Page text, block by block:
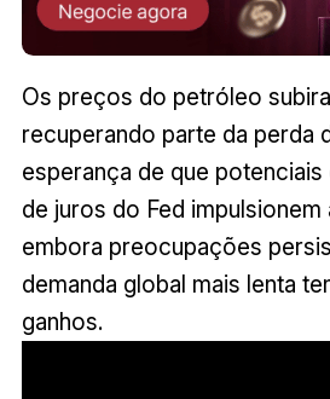
Os preços do petróleo
recuperando parte da perda
esperança de que
de juros do Fed impulsionem
embora preocupações
demanda global mais lenta
ganhos.